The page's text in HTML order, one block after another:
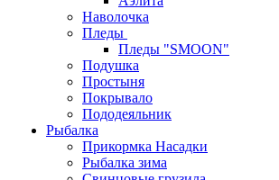
Наволочка
Пледы
Пледы "SMOON"
Подушка
Простыня
Покрывало
Пододеяльник
Рыбалка
Прикормка Насадки
Рыбалка зима